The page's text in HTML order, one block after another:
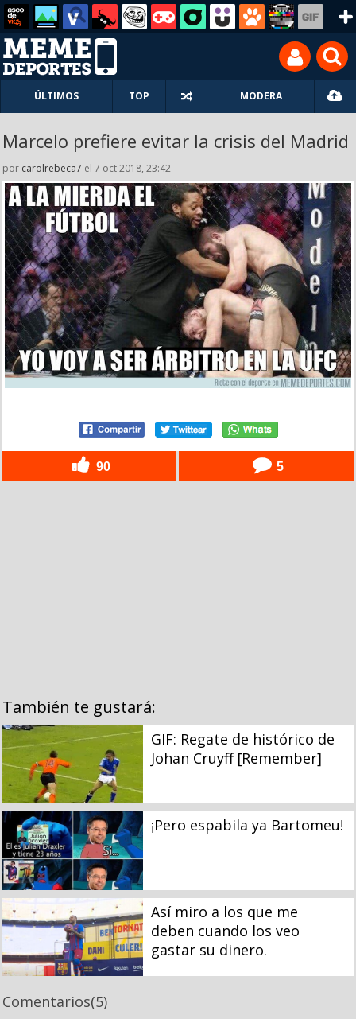
ÚLTIMOS TOP MODERA
Marcelo prefiere evitar la crisis del Madrid
por carolrebeca7 el 7 oct 2018, 23:42
90 5
También te gustará:
GIF: Regate de histórico de
Johan Cruyff [Remember]
¡Pero espabila ya Bartomeu!
Así miro a los que me
deben cuando los veo
gastar su dinero.
Comentarios(5)